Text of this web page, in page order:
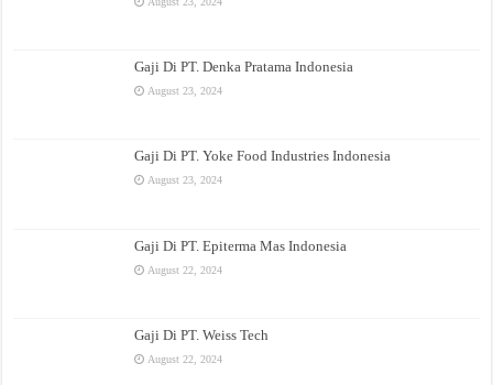
Gaji Di PT. Denka Pratama Indonesia
August 23, 2024
Gaji Di PT. Yoke Food Industries Indonesia
August 23, 2024
Gaji Di PT. Epiterma Mas Indonesia
August 22, 2024
Gaji Di PT. Weiss Tech
August 22, 2024